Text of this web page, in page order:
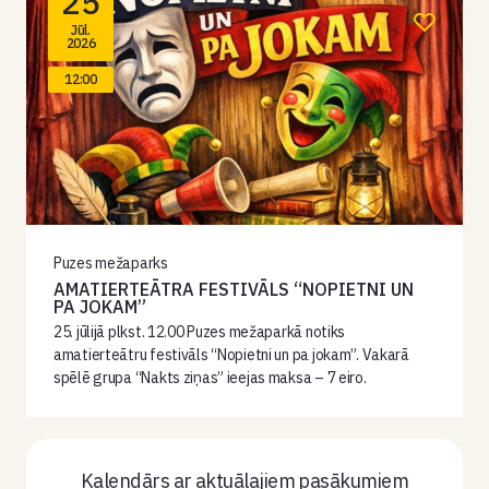
Jūl.
2026
12:00
Puzes mežaparks
AMATIERTEĀTRA FESTIVĀLS “NOPIETNI UN
PA JOKAM”
25. jūlijā plkst. 12.00 Puzes mežaparkā notiks
amatierteātru festivāls “Nopietni un pa jokam”. Vakarā
spēlē grupa “Nakts ziņas” ieejas maksa – 7 eiro.
Kalendārs ar aktuālajiem pasākumiem